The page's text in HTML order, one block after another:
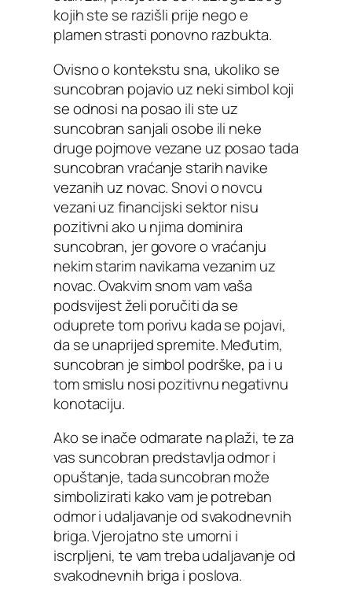
kojih ste se razišli prije nego e
plamen strasti ponovno razbukta.
Ovisno o kontekstu sna, ukoliko se
suncobran pojavio uz neki simbol koji
se odnosi na posao ili ste uz
suncobran sanjali osobe ili neke
druge pojmove vezane uz posao tada
suncobran vraćanje starih navike
vezanih uz novac. Snovi o novcu
vezani uz financijski sektor nisu
pozitivni ako u njima dominira
suncobran, jer govore o vraćanju
nekim starim navikama vezanim uz
novac. Ovakvim snom vam vaša
podsvijest želi poručiti da se
oduprete tom porivu kada se pojavi,
da se unaprijed spremite. Međutim,
suncobran je simbol podrške, pa i u
tom smislu nosi pozitivnu negativnu
konotaciju.
Ako se inače odmarate na plaži, te za
vas suncobran predstavlja odmor i
opuštanje, tada suncobran može
simbolizirati kako vam je potreban
odmor i udaljavanje od svakodnevnih
briga. Vjerojatno ste umorni i
iscrpljeni, te vam treba udaljavanje od
svakodnevnih briga i poslova.